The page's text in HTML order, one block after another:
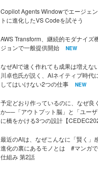
Copilot Agents Windowでエージェ
トに進化したVS Codeを試そう
AWS Transform、継続的モダナイズ
ジョンで一般提供開始
NEW
なぜAIで速く作れても成果は増えな
川卓也氏が説く、AIネイティブ時代
してはいけない2つの仕事
NEW
予定どおり作っているのに、なぜ良
か──「アウトプット脳」と「ユーザ
に橋をかける3つの設計【
最近のAIは、なぜこんなに「賢く」
進化の裏にあるモノとは #マンガ
仕組み 第2話